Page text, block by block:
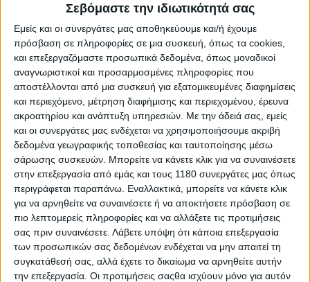
Σεβόμαστε την ιδιωτικότητά σας
Εμείς και οι συνεργάτες μας αποθηκεύουμε και/ή έχουμε
πρόσβαση σε πληροφορίες σε μια συσκευή, όπως τα cookies,
και επεξεργαζόμαστε προσωπικά δεδομένα, όπως μοναδικοί
αναγνωριστικοί και προσαρμοσμένες πληροφορίες που
αποστέλλονται από μια συσκευή για εξατομικευμένες διαφημίσεις
και περιεχόμενο, μέτρηση διαφήμισης και περιεχομένου, έρευνα
ακροατηρίου και ανάπτυξη υπηρεσιών. Με την άδειά σας, εμείς
και οι συνεργάτες μας ενδέχεται να χρησιμοποιήσουμε ακριβή
δεδομένα γεωγραφικής τοποθεσίας και ταυτοποίησης μέσω
σάρωσης συσκευών. Μπορείτε να κάνετε κλικ για να συναινέσετε
στην επεξεργασία από εμάς και τους 1180 συνεργάτες μας όπως
περιγράφεται παραπάνω. Εναλλακτικά, μπορείτε να κάνετε κλικ
για να αρνηθείτε να συναινέσετε ή να αποκτήσετε πρόσβαση σε
πιο λεπτομερείς πληροφορίες και να αλλάξετε τις προτιμήσεις
σας πριν συναινέσετε. Λάβετε υπόψη ότι κάποια επεξεργασία
των προσωπικών σας δεδομένων ενδέχεται να μην απαιτεί τη
συγκατάθεσή σας, αλλά έχετε το δικαίωμα να αρνηθείτε αυτήν
την επεξεργασία. Οι προτιμήσεις σαςθα ισχύουν μόνο για αυτόν